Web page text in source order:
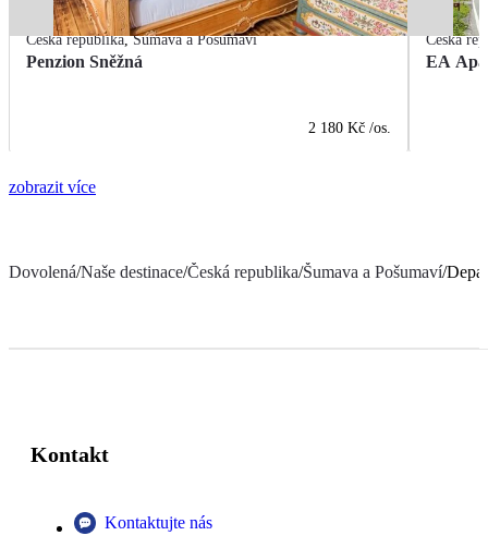
Česká republika,Šumava a Pošumaví
Penzion Sněžná
2 180 Kč /os.
Česká
EA
zobrazit více
Dovolená/Naše destinace/Česká republika/Šumava a Pošumaví/
Kontakt
Kontaktujte nás